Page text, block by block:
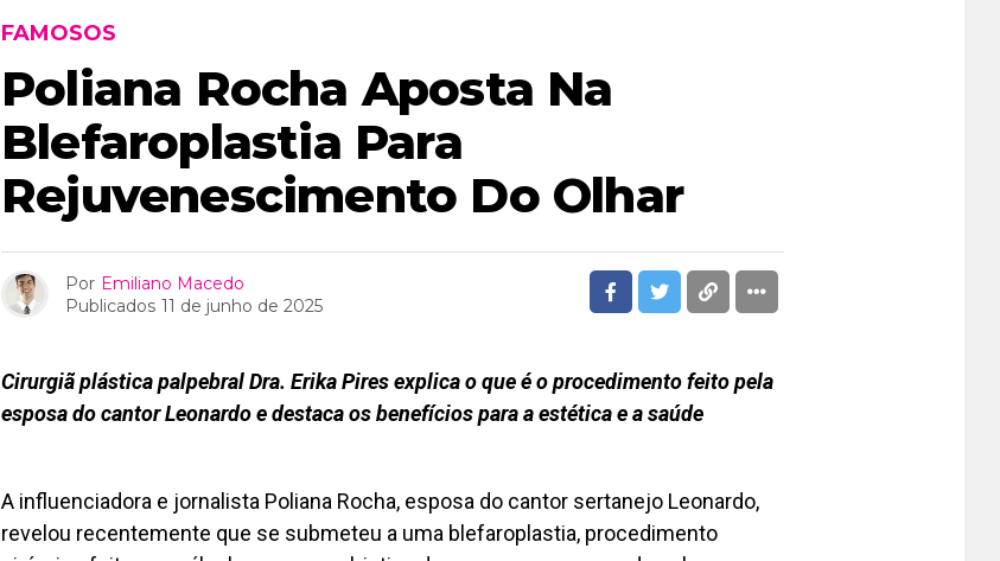
FAMOSOS
Poliana Rocha Aposta Na
Blefaroplastia Para
Rejuvenescimento Do Olhar
Por Emiliano Macedo
Publicados 11 de junho de 2025
Cirurgiã plástica palpebral Dra. Erika Pires explica o que é o procedimento feito pela
esposa do cantor Leonardo e destaca os benefícios para a estética e a saúde
A influenciadora e jornalista Poliana Rocha, esposa do cantor sertanejo Leonardo,
revelou recentemente que se submeteu a uma blefaroplastia, procedimento